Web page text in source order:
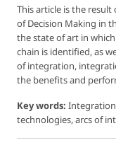
This article is the
of Decision Making in
the state of art in
chain is identified, as
of integration,
the benefits and
Key words:
technologies, arcs of